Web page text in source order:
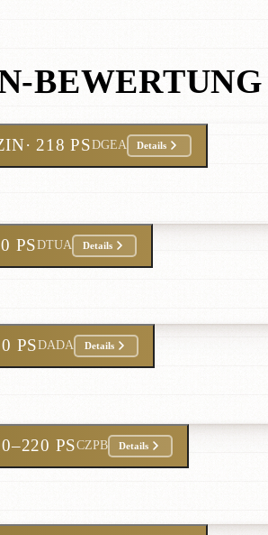
BEWERTUNG
· 218 PSDGEA Details
PSDTUA Details
PSDADA Details
PSCZPB Details